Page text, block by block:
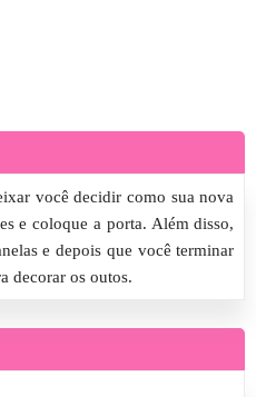
você decidir como sua nova
e coloque a porta. Além disso,
e depois que você terminar
decorar os outos.